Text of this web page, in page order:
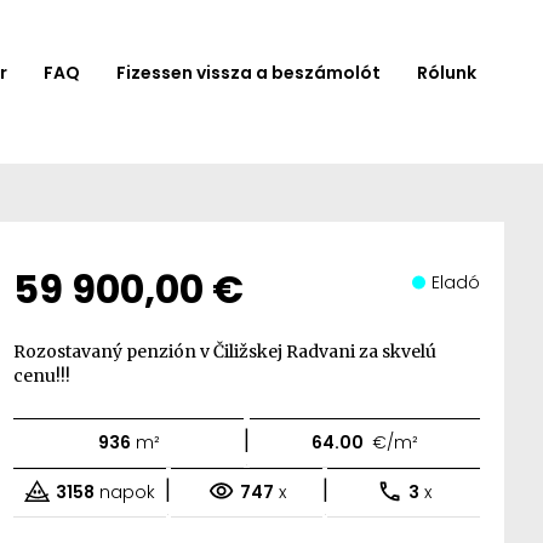
FAQ Fizessen vissza a beszámolót
Rólunk
59 900,00 € Eladó
Rozostavaný penzión v Čiližskej Radvani za skvelú
cenu!!!
936 m² | 64.00 €/m²
3158 napok | 747 x | 3 x